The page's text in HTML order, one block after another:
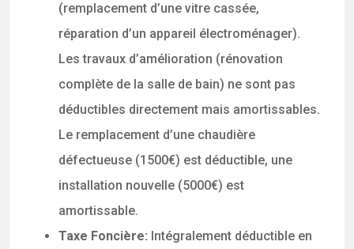
(remplacement d’une vitre cassée,
réparation d’un appareil électroménager).
Les travaux d’amélioration (rénovation
complète de la salle de bain) ne sont pas
déductibles directement mais amortissables.
Le remplacement d’une chaudière
défectueuse (1500€) est déductible, une
installation nouvelle (5000€) est
amortissable.
Taxe Foncière: Intégralement déductible en